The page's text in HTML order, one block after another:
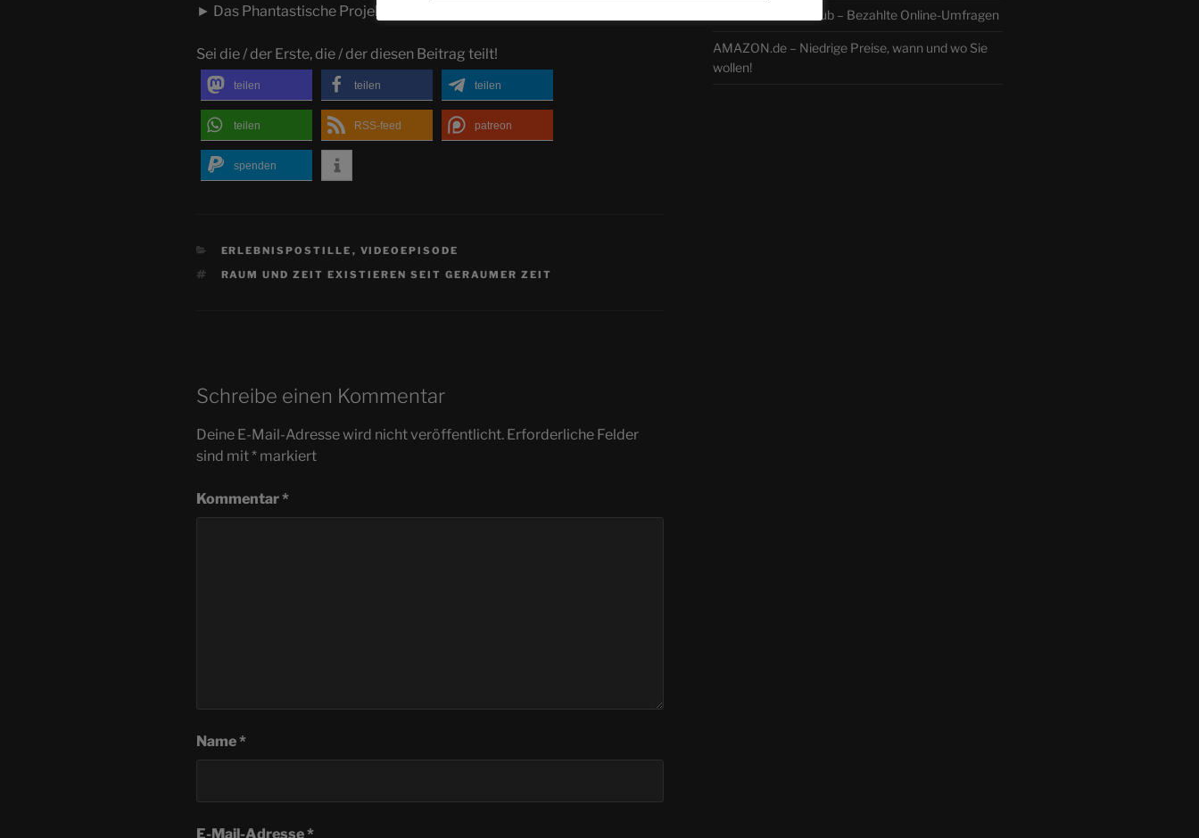
► Das Phantastische Projekt bei Telegram:
Sei die / der Erste, die / der diesen Beitrag teilt!
teilen teilen teilen
teilen RSS-feed patreon
spenden
KATEGORIEN
ERLEBNISPOSTILLE , VIDEOEPISODE
SCHLAGWÖRTER
RAUM UND ZEIT EXISTIEREN SEIT GERAUMER ZEIT
Schreibe einen Kommentar
Deine E-Mail-Adresse wird nicht veröffentlicht. Erforderliche Felder
sind mit* markiert
Kommentar*
Name*
E-Mail-Adresse*
Der Entscheider-Club – Bezahlte Online-Umfragen
AMAZON.de – Niedrige Preise, wann und wo Sie
wollen!